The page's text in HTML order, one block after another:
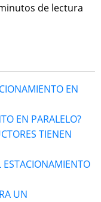
de lectura
EN
EN PARALELO?
TIENEN
ESTACIONAMIENTO
UN